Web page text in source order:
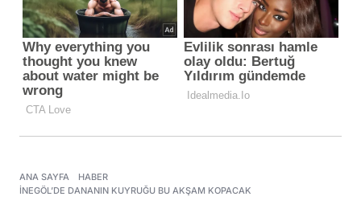
ANA SAYFA
HABER
İNEGÖL’DE DANANIN KUYRUĞU BU AKŞAM KOPACAK